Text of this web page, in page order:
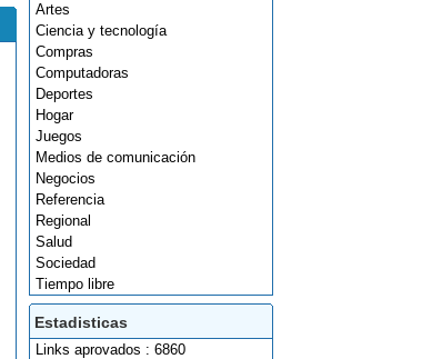
Artes
Ciencia y tecnología
Compras
Computadoras
Deportes
Hogar
Juegos
Medios de comunicación
Negocios
Referencia
Regional
Salud
Sociedad
Tiempo libre
Estadisticas
Links aprovados : 6860